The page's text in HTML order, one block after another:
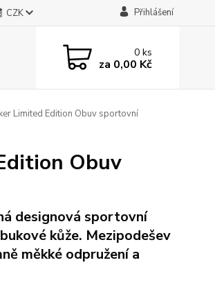
CZK Přihlášení
0ks
za 0,00 Kč
Limited Edition Obuv sportovní
Obuv
designová sportovní
kůže. Mezipodešev
měkké odpružení a